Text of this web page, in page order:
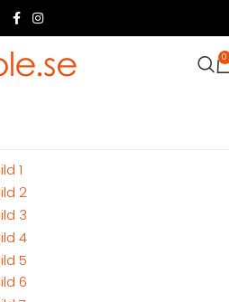
0
Köpa container
Eventcontainrar